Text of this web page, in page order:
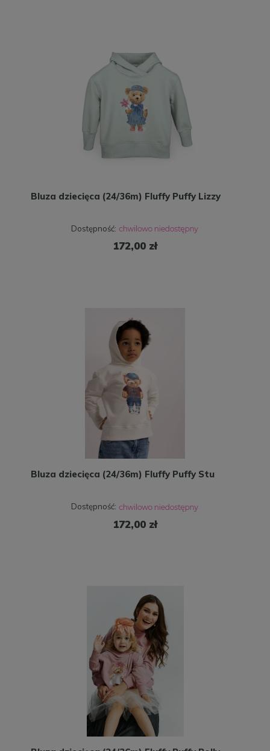
Bluza dziecięca (24/36m) Fluffy Puffy Lizzy
Dostępność:
172,00 zł
Bluza dziecięca (24/36m) Fluffy Puffy Stu
Dostępność:
172,00 zł